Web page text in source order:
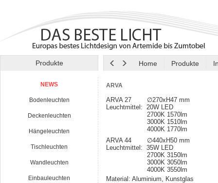
Produkte Home Produkte
NEWS
Bodenleuchten
Deckenleuchten
Hängeleuchten
Tischleuchten
Wandleuchten
Einbauleuchten
ARVA
ARVA 27 ∅270xH47 mm
Leuchtmittel: 20W LED
2700K 1570lm
3000K 1510lm
4000K 1770lm
ARVA 44 ∅440xH50 mm
Leuchtmittel: 35W LED
2700K 3150lm
3000K 3050lm
4000K 3550lm
Material: Aluminium, Kunstglas